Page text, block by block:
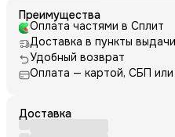
Преимущества
Оплата частями в Сплит
Доставка в пункты
Удобный возврат
Оплата — картой, СБП
Доставка